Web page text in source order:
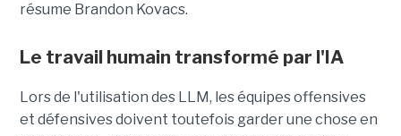
résume Brandon Kovacs.
Le travail humain transformé par l'IA
Lors de l'utilisation des LLM, les équipes offensives
et défensives doivent toutefois garder une chose en